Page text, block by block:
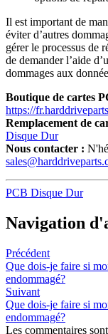
Il est important de
éviter d’autres
gérer le processus de
de demander l’aide
dommages aux
Boutique de cartes
https://
Remplacement de
Disque Dur
Nous contacter :
PCB Disque Dur
Navigation
Précédent
Que dois-je faire si
endommagé?
Suivant
Que dois-je faire si
endommagé?
Les commentaires